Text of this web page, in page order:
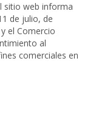
sitio web informa
de julio, de
el Comercio
al
comerciales en